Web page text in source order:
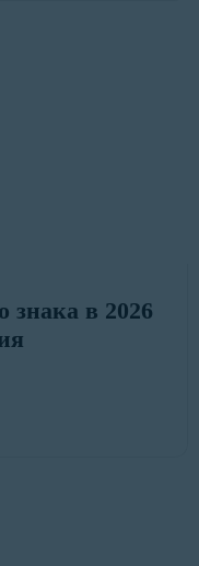
знака в 2026